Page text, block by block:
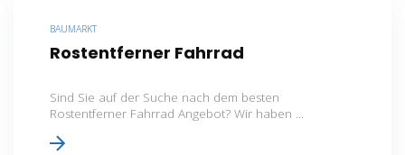
BAUMARKT
Rostentferner Fahrrad
Sind Sie auf der Suche nach dem besten
Rostentferner Fahrrad Angebot? Wir haben ...